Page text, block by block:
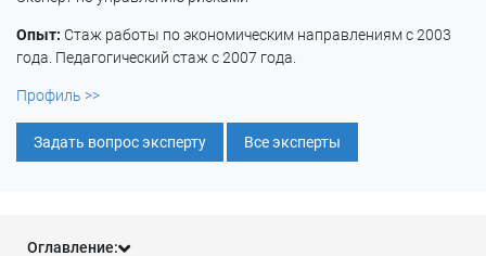
Опыт: Стаж работы по экономическим направлениям с 2003
года. Педагогический стаж с 2007 года.
Профиль >>
Задать вопрос эксперту Все эксперты
Оглавление: